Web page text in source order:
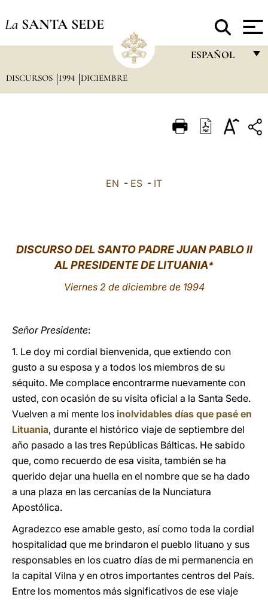
La SANTA SEDE
ESPAÑOL
ITALIANO
中文
LATINE
DISCURSOS 1994 DICIEMBRE
EN - ES - IT
DISCURSO DEL SANTO PADRE JUAN PABLO II
AL PRESIDENTE DE LITUANIA*
Viernes 2 de diciembre de 1994
Señor Presidente:
1. Le doy mi cordial bienvenida, que extiendo con
gusto a su esposa y a todos los miembros de su
séquito. Me complace encontrarme nuevamente con
usted, con ocasión de su visita oficial a la Santa Sede.
Vuelven a mi mente los inolvidables días que pasé en
Lituania, durante el histórico viaje de septiembre del
año pasado a las tres Repúblicas Bálticas. He sabido
que, como recuerdo de esa visita, también se ha
querido dejar una huella en el nombre que se ha dado
a una plaza en las cercanías de la Nunciatura
Apostólica.
Agradezco ese amable gesto, así como toda la cordial
hospitalidad que me brindaron el pueblo lituano y sus
responsables en los cuatro días de mi permanencia en
la capital Vilna y en otros importantes centros del País.
Entre los momentos más significativos de ese viaje